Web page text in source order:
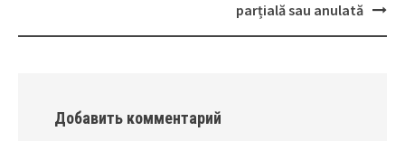
parțială sau anulată
Добавить комментарий